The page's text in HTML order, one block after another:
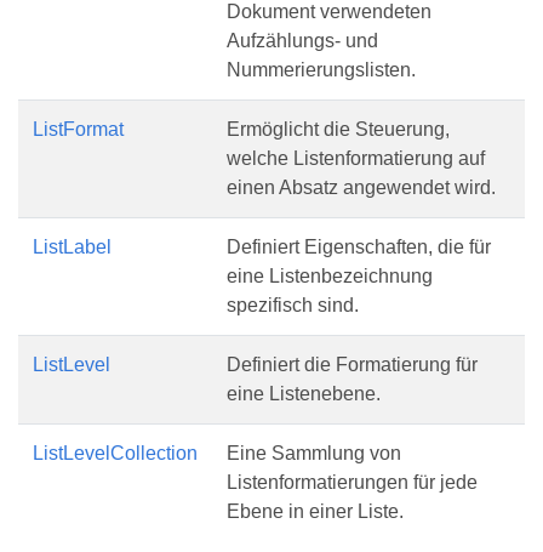
Dokument verwendeten
Aufzählungs- und
Nummerierungslisten.
ListFormat
Ermöglicht die Steuerung,
welche Listenformatierung auf
einen Absatz angewendet wird.
ListLabel
Definiert Eigenschaften, die für
eine Listenbezeichnung
spezifisch sind.
ListLevel
Definiert die Formatierung für
eine Listenebene.
ListLevelCollection
Eine Sammlung von
Listenformatierungen für jede
Ebene in einer Liste.